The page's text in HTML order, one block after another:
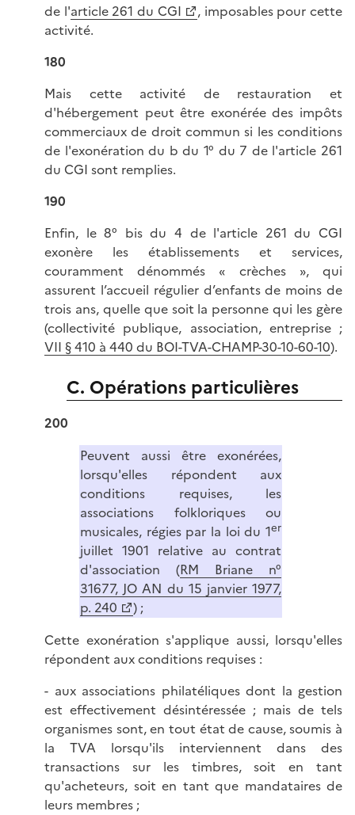
de l'article 261 du CGI
, imposables pour cette
activité.
180
Mais cette activité de restauration et
d'hébergement peut être exonérée des impôts
commerciaux de droit commun si les conditions
de l'exonération du b du 1° du 7 de l'article 261
du CGI sont remplies.
190
Enfin, le 8° bis du 4 de l'article 261 du CGI
exonère les établissements et services,
couramment dénommés « crèches », qui
assurent l’accueil régulier d’enfants de moins de
trois ans, quelle que soit la personne qui les gère
(collectivité publique, association, entreprise ;
VII § 410 à 440 du BOI-TVA-CHAMP-30-10-60-10).
C. Opérations particulières
200
Peuvent aussi être exonérées,
lorsqu'elles répondent aux
conditions requises, les
associations folkloriques ou
musicales, régies par la loi du 1er
juillet 1901 relative au contrat
d'association (RM Briane n°
31677, JO AN du 15 janvier 1977,
p. 240
) ;
Cette exonération s'applique aussi, lorsqu'elles
répondent aux conditions requises :
- aux associations philatéliques dont la gestion
est effectivement désintéressée ; mais de tels
organismes sont, en tout état de cause, soumis à
la TVA lorsqu'ils interviennent dans des
transactions sur les timbres, soit en tant
qu'acheteurs, soit en tant que mandataires de
leurs membres ;